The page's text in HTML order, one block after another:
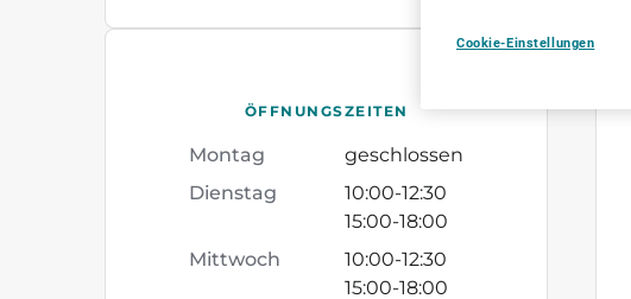
ÖFFNUNGSZEITEN
Montag
geschlossen
Dienstag
10:00-12:30
15:00-18:00
Mittwoch
10:00-12:30
15:00-18:00
Cookie-Einstellungen